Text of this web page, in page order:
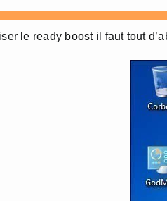
le ready boost il faut tout